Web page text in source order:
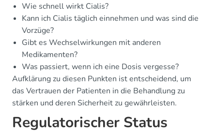
Wie schnell wirkt Cialis?
Kann ich Cialis täglich einnehmen und was sind die
Vorzüge?
Gibt es Wechselwirkungen mit anderen
Medikamenten?
Was passiert, wenn ich eine Dosis vergesse?
Aufklärung zu diesen Punkten ist entscheidend, um
das Vertrauen der Patienten in die Behandlung zu
stärken und deren Sicherheit zu gewährleisten.
Regulatorischer Status